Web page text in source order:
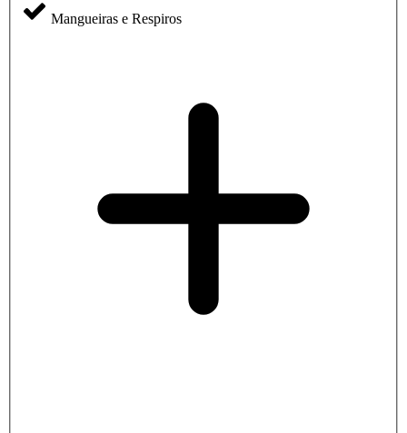
Mangueiras e Respiros